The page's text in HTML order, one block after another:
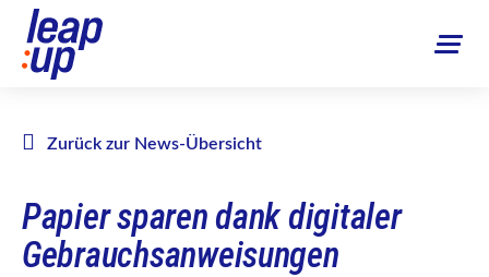
Zurück zur News-Übersicht
Papier sparen dank digitaler
Gebrauchsanweisungen